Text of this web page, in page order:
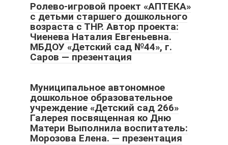
Ролево-игровой проект «АПТЕКА»
с детьми старшего дошкольного
возраста с ТНР. Автор проекта:
Чиенева Наталия Евгеньевна.
МБДОУ «Детский сад №44», г.
Саров — презентация
Муниципальное автономное
дошкольное образовательное
учреждение «Детский сад 266»
Галерея посвященная ко Дню
Матери Выполнила воспитатель:
Морозова Елена. — презентация